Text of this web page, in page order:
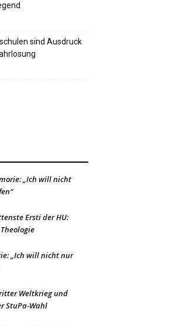
sind Ausdruck
„Ich will nicht
Ersti der HU:
„Ich will nicht nur
Weltkrieg und
StuPa-Wahl